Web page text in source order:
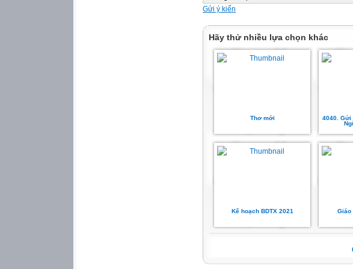
Gửi ý kiến
Hãy thử nhiều lựa chọn khác
Thơ mới
4040. Gửi
Kế hoạch BDTX 2021 Giáo